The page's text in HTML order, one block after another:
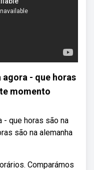
agora - que horas
momento
- que horas são na
são na alemanha
Comparámos